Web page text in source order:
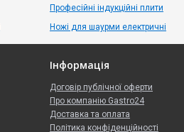
Професійні індукційні плити
Ножі для шаурми електричні
Інформація
Договір публічної оферти
Про компанію Gastro24
Доставка та оплата
Політика конфіденційності